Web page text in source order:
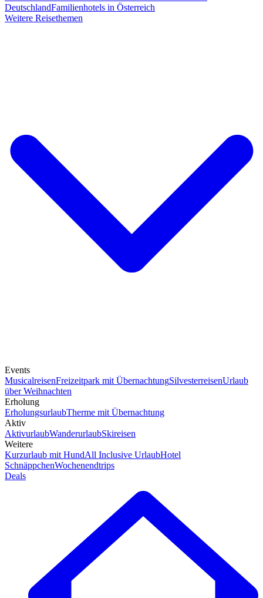
DeutschlandFamilienhotels in Österreich
Weitere Reisethemen
Events
MusicalreisenFreizeitpark mit ÜbernachtungSilvesterreisenUrlaub
über Weihnachten
Erholung
ErholungsurlaubTherme mit Übernachtung
Aktiv
AktivurlaubWanderurlaubSkireisen
Weitere
Kurzurlaub mit HundAll Inclusive UrlaubHotel
SchnäppchenWochenendtrips
Deals